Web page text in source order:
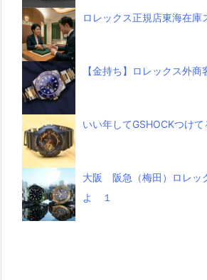
ロレックス正規店東海在庫
【金持ち】ロレックス外商
いい年してGSHOCKつけ
大阪 阪急（梅田）ロレッ
よ １